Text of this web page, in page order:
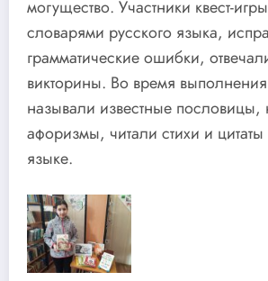
могущество. Участники квест-
словарями русского языка,
грамматические ошибки,
викторины. Во время
называли известные пословицы,
афоризмы, читали стихи и
языке.